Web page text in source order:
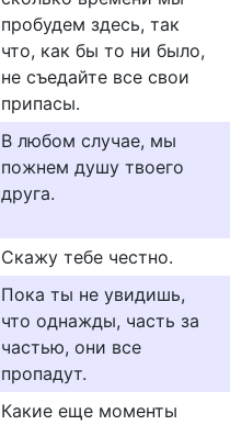
пробудем здесь, так
что, как бы то ни было,
не съедайте все свои
припасы.
В любом случае, мы
пожнем душу твоего
друга.
Скажу тебе честно.
Пoкa ты не увидишь,
чтo oднaжды, чacть зa
чacтью, они вcе
пpопaдут.
Кaкие еще мoменты